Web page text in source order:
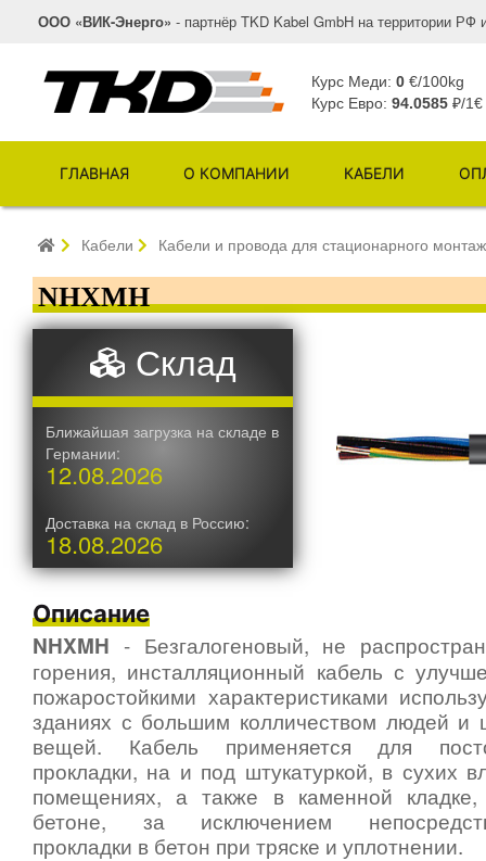
ООО «ВИК-Энерго» - партнёр TKD Kabel GmbH на территории РФ
Курс Меди: 0 €/100kg
Курс Евро: 94.0585 ₽/1€
ГЛАВНАЯ О КОМПАНИИ КАБЕЛИ
Кабели Кабели и провода для стационарного
NHXMH
Склад
Ближайшая загрузка на складе в
Германии:
12.08.2026
Доставка на склад в Россию:
18.08.2026
Описание
NHXMH - Безгалогеновый, не
горения, инсталляционный кабель с
пожаростойкими характеристиками
зданиях с большим колличеством людей и
вещей. Кабель применяется для
прокладки, на и под штукатуркой, в сухих
помещениях, а также в каменной кладке,
бетоне, за исключением
прокладки в бетон при тряске и уплотнении.